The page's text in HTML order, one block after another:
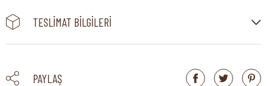
TESLIMAT BILGILERI
PAYLAŞ